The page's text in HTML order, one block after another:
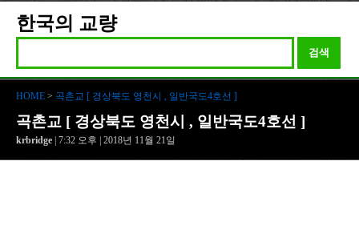
한국의 교량
검색
HOME > 곡촌교 [ 경상북도 영천시 , 일반국도4호선 ]
곡촌교 [ 경상북도 영천시 , 일반국도4호선 ]
krbridge | 7:32 오후 | 2018년 11월 21일